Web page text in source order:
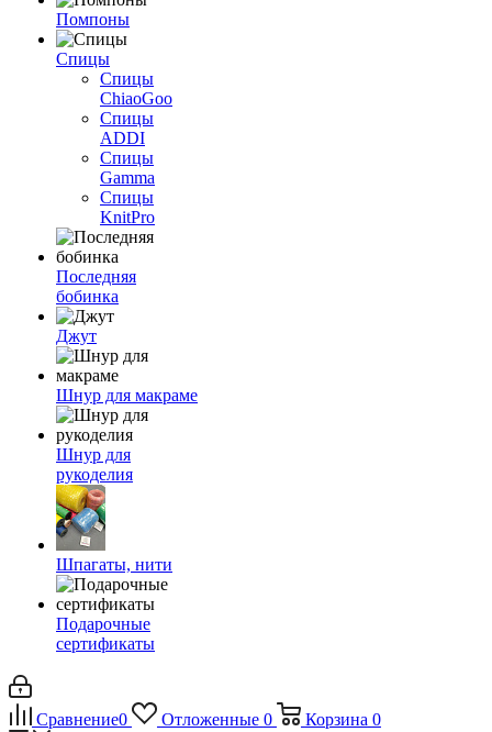
Помпоны
Спицы
Спицы
ChiaoGoo
Спицы
ADDI
Спицы
Gamma
Спицы
KnitPro
Последняя
бобинка
Джут
Шнур для макраме
Шнур для
рукоделия
Шпагаты, нити
Подарочные
сертификаты
Сравнение0 Отложенные 0 Корзина 0